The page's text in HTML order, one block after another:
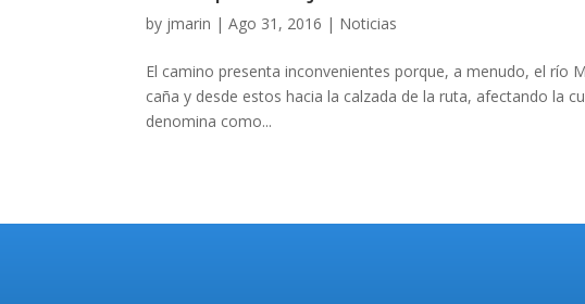
by jmarin |Ago 31, 2016 | Noticias
El camino presenta inconvenientes porque, a menudo, el río
caña y desde estos hacia la calzada de la ruta, afectando la
denomina como...